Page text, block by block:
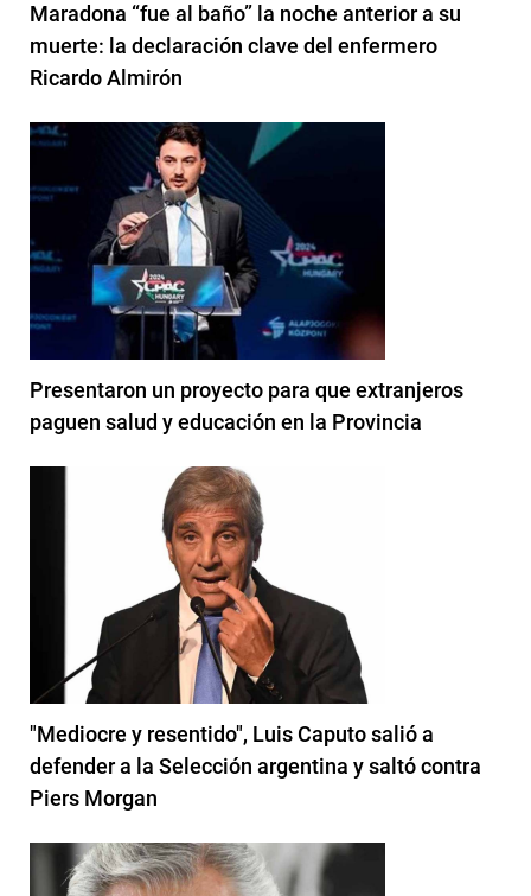
Maradona “fue al baño” la noche anterior a su
muerte: la declaración clave del enfermero
Ricardo Almirón
Presentaron un proyecto para que extranjeros
paguen salud y educación en la Provincia
"Mediocre y resentido", Luis Caputo salió a
defender a la Selección argentina y saltó contra
Piers Morgan